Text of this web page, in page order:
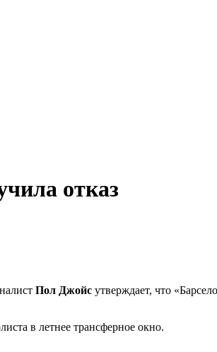
отказ
Пол Джойс утверждает, что
в летнее трансферное окно.